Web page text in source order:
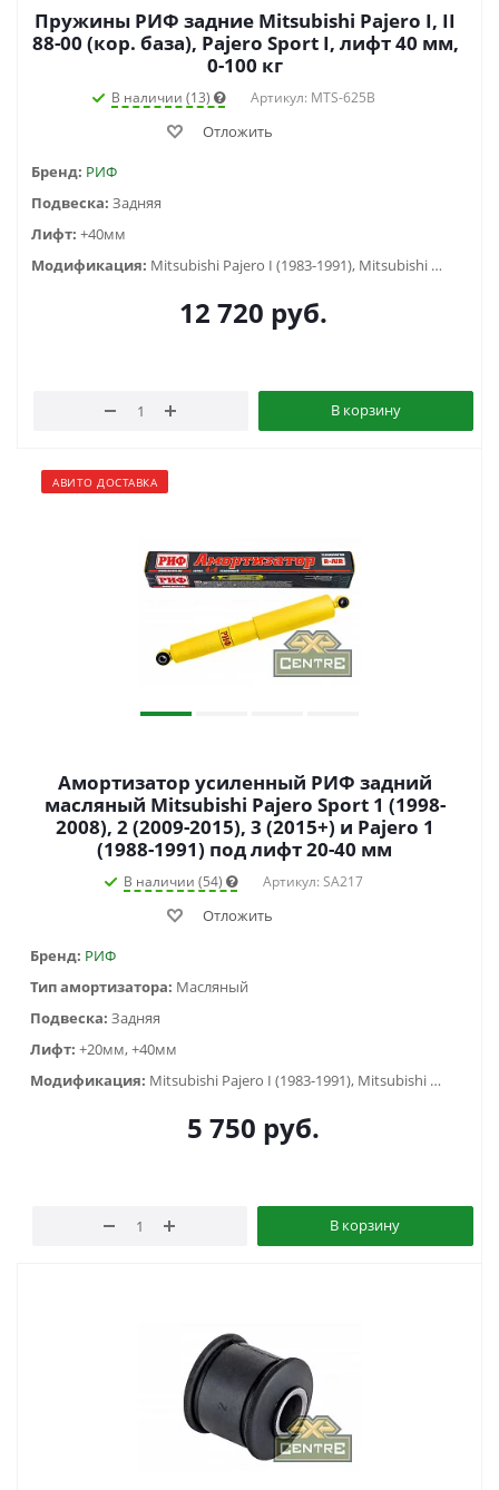
Пружины РИФ задние Mitsubishi Pajero I, II
88-00 (кор. база), Pajero Sport I, лифт 40 мм,
0-100 кг
В наличии (13) Артикул: MTS-625B
Отложить
Бренд: РИФ
Подвеска: Задняя
Лифт: +40мм
Модификация:
Mitsubishi Pajero I (1983-1991), Mitsubishi Pajero II (1991-1999) , Mitsubishi Pajero Sport I (1998-2006)
12 720 руб.
В корзину
АВИТО ДОСТАВКА
Амортизатор усиленный РИФ задний
масляный Mitsubishi Pajero Sport 1 (1998-
2008), 2 (2009-2015), 3 (2015+) и Pajero 1
(1988-1991) под лифт 20-40 мм
В наличии (54) Артикул: SA217
Отложить
Бренд: РИФ
Тип амортизатора: Масляный
Подвеска: Задняя
Лифт: +20мм, +40мм
Модификация:
Mitsubishi Pajero I (1983-1991), Mitsubishi Pajero Sport I (1998-2006), Mitsubishi Pajero Sport II (2009-2015), Mitsubishi Pajero Sport III (2015-...)
5 750 руб.
В корзину